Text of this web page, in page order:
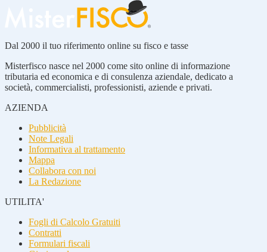
Dal 2000 il tuo riferimento online su fisco e tasse
Misterfisco nasce nel 2000 come sito online di informazione
tributaria ed economica e di consulenza aziendale, dedicato a
società, commercialisti, professionisti, aziende e privati.
AZIENDA
Pubblicità
Note Legali
Informativa al trattamento
Mappa
Collabora con noi
La Redazione
UTILITA'
Fogli di Calcolo Gratuiti
Contratti
Formulari fiscali